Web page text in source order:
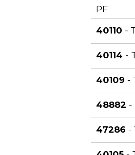
PF
40110 -
40114 -
40109 -
48882 -
47286 -